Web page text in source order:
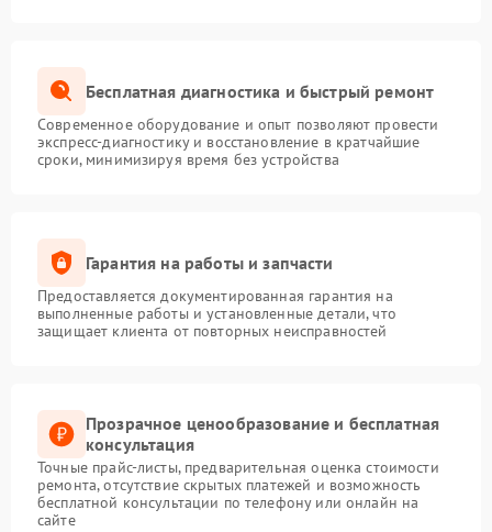
Бесплатная диагностика и быстрый ремонт
Современное оборудование и опыт позволяют провести
экспресс-диагностику и восстановление в кратчайшие
сроки, минимизируя время без устройства
Гарантия на работы и запчасти
Предоставляется документированная гарантия на
выполненные работы и установленные детали, что
защищает клиента от повторных неисправностей
Прозрачное ценообразование и бесплатная
консультация
Точные прайс-листы, предварительная оценка стоимости
ремонта, отсутствие скрытых платежей и возможность
бесплатной консультации по телефону или онлайн на
сайте